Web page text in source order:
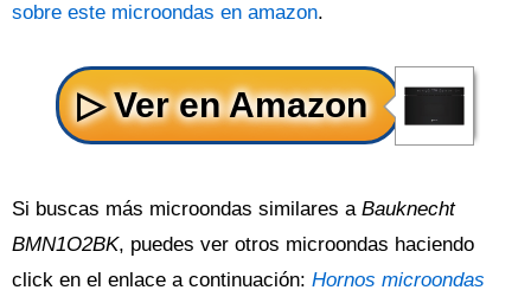
sobre este microondas en amazon.
Si buscas más microondas similares a Bauknecht
BMN1O2BK, puedes ver otros microondas haciendo
click en el enlace a continuación: Hornos microondas